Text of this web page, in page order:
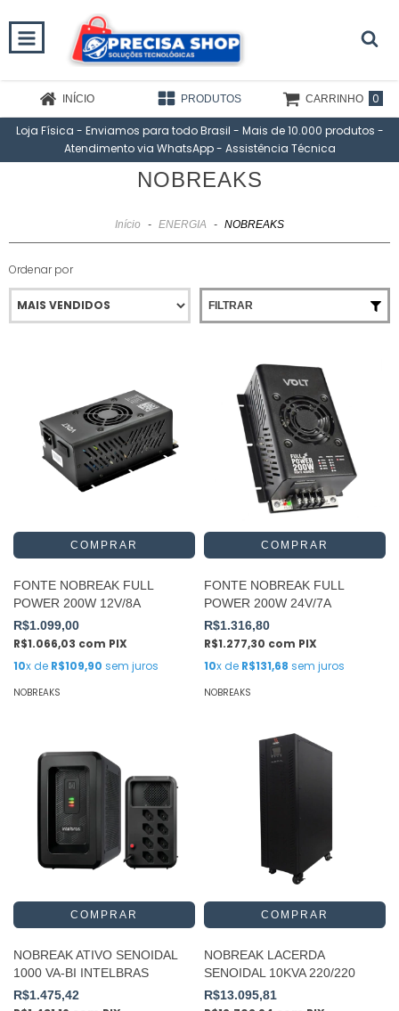
INÍCIO PRODUTOS CARRINHO 0
Loja Física - Enviamos para todo Brasil - Mais de 10.000 produtos -
Atendimento via WhatsApp - Assistência Técnica
NOBREAKS
Início - ENERGIA - NOBREAKS
Ordenar por
FILTRAR
FONTE NOBREAK FULL
POWER 200W 12V/8A
R$1.099,00
R$1.066,03 com PIX
10x de R$109,90 sem juros
NOBREAKS
FONTE NOBREAK FULL
POWER 200W 24V/7A
R$1.316,80
R$1.277,30 com PIX
10x de R$131,68 sem juros
NOBREAKS
NOBREAK ATIVO SENOIDAL
1000 VA-BI INTELBRAS
R$1.475,42
NOBREAK LACERDA
SENOIDAL 10KVA 220/220
R$13.095,81